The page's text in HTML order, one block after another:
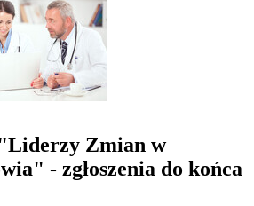
Zmian w
- zgłoszenia do końca